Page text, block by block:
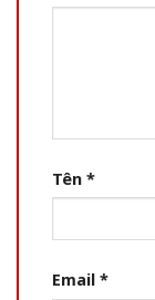
Tên *
Email *